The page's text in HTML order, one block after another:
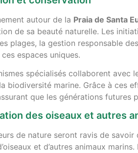
autour de la Praia de Santa
de sa beauté naturelle. Les
plages, la gestion responsable
espaces uniques.
spécialisés collaborent avec
biodiversité marine. Grâce à ces
que les générations
des oiseaux et autres
de nature seront ravis de
et d’autres animaux